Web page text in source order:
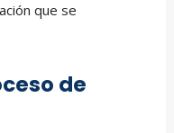
que se
de